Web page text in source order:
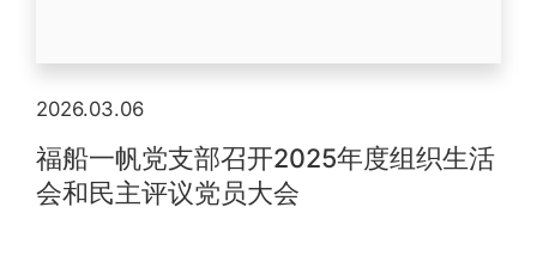
2026.03.06
福船一帆党支部召开2025年度组织生活
会和民主评议党员大会